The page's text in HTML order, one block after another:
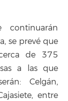
continuarán
se prevé que
de 375
a las que
Celgán,
entre